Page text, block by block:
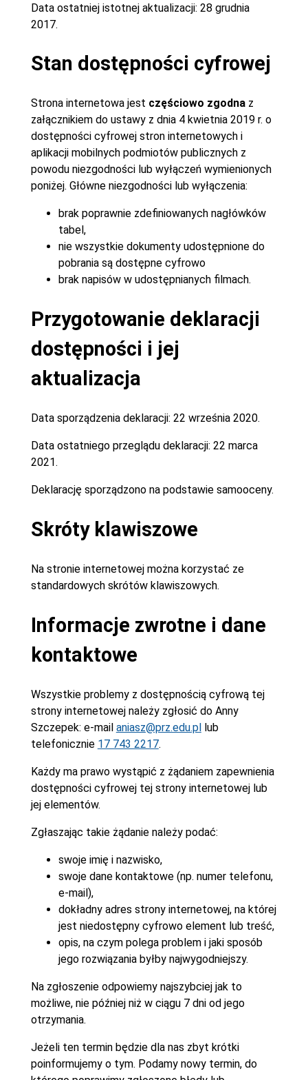
Data ostatniej istotnej aktualizacji: 28 grudnia
2017.
Stan dostępności cyfrowej
Strona internetowa jest częściowo zgodna z
załącznikiem do ustawy z dnia 4 kwietnia 2019 r. o
dostępności cyfrowej stron internetowych i
aplikacji mobilnych podmiotów publicznych z
powodu niezgodności lub wyłączeń wymienionych
poniżej. Główne niezgodności lub wyłączenia:
brak poprawnie zdefiniowanych nagłówków
tabel,
nie wszystkie dokumenty udostępnione do
pobrania są dostępne cyfrowo
brak napisów w udostępnianych filmach.
Przygotowanie deklaracji
dostępności i jej
aktualizacja
Data sporządzenia deklaracji: 22 września 2020.
Data ostatniego przeglądu deklaracji: 22 marca
2021.
Deklarację sporządzono na podstawie samooceny.
Skróty klawiszowe
Na stronie internetowej można korzystać ze
standardowych skrótów klawiszowych.
Informacje zwrotne i dane
kontaktowe
Wszystkie problemy z dostępnością cyfrową tej
strony internetowej należy zgłosić do Anny
Szczepek: e-mail aniasz@prz.edu.pllub
telefonicznie 17 743 2217.
Każdy ma prawo wystąpić z żądaniem zapewnienia
dostępności cyfrowej tej strony internetowej lub
jej elementów.
Zgłaszając takie żądanie należy podać:
swoje imię i nazwisko,
swoje dane kontaktowe (np. numer telefonu,
e-mail),
dokładny adres strony internetowej, na której
jest niedostępny cyfrowo element lub treść,
opis, na czym polega problem i jaki sposób
jego rozwiązania byłby najwygodniejszy.
Na zgłoszenie odpowiemy najszybciej jak to
możliwe, nie później niż w ciągu 7 dni od jego
otrzymania.
Jeżeli ten termin będzie dla nas zbyt krótki
poinformujemy o tym. Podamy nowy termin, do